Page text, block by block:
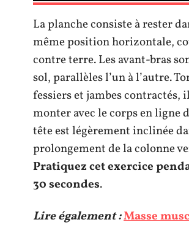
La planche consiste à rester
même position horizontale,
contre terre. Les avant-bras
sol, parallèles l’un à l’autre.
fessiers et jambes contractés,
monter avec le corps en ligne
tête est légèrement inclinée
prolongement de la colonne
Pratiquez cet exercice
30 secondes.
Lire également :Masse